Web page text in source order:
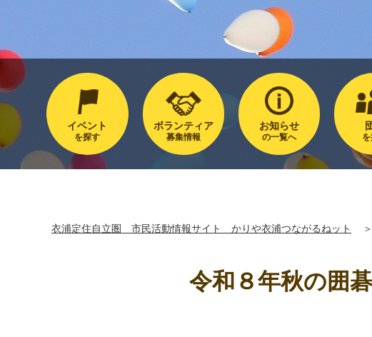
イベント
を探す
ボランティア
募集情報
お知らせ
の一覧へ
衣浦定住自立圏 市民活動情報サイト かりや衣浦つながるねット ＞
令和８年秋の囲